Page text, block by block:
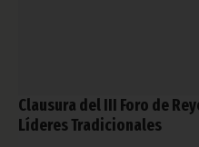
Clausura del III Foro de
Líderes Tradicionales